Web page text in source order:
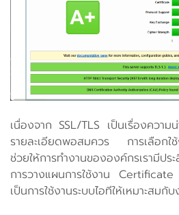
เนื่องจาก SSL/TLS เป็นเรื่องควา
รายละเอียดพอสมควร การเลือกใช้
ช่วยให้การทำงานขององค์กรเรามีป
การวางแผนการใช้งาน Certificate
เป็นการใช้งานระบบไอทีให้เหมาะสม